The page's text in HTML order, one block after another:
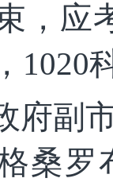
，应
1020
府副
桑罗